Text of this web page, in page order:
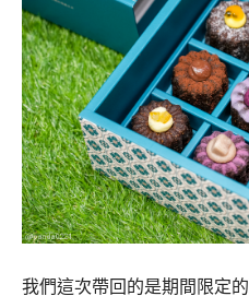
我們這次帶回的是期間限定的